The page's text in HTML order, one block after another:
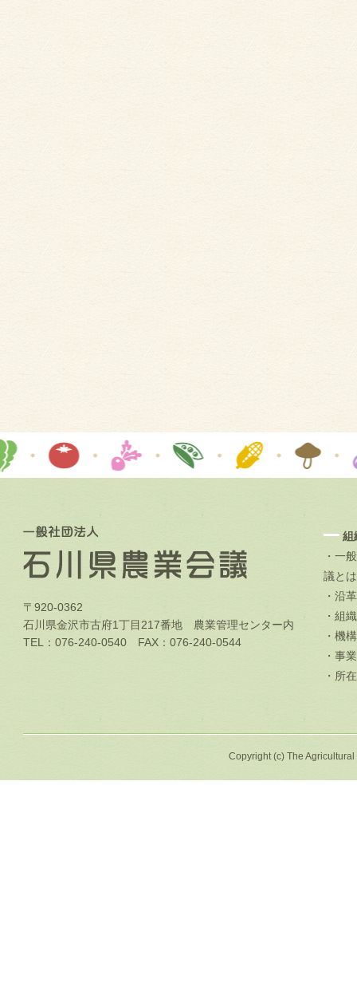
〒920-0362
石川県金沢市古府1丁目217番地 農業管理センター内
TEL：076-240-0540 FAX：076-240-0544
組
・一
議とは
・沿革
・組
・機
・事
・所
Copyright (c) The